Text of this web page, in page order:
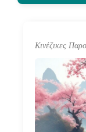
Κινέζικες